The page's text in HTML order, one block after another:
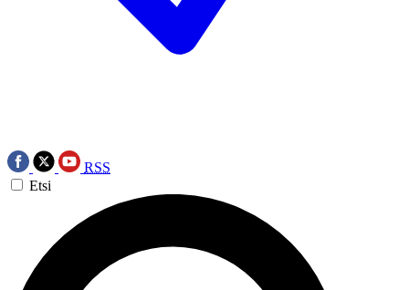
RSS
Etsi